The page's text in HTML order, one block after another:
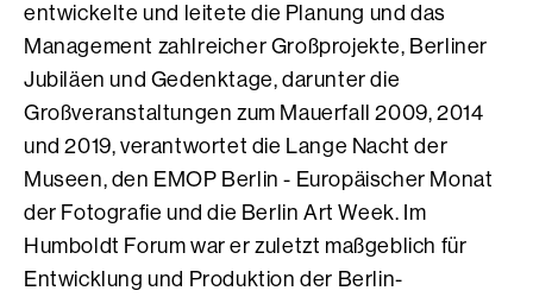
entwickelte und leitete die Planung und das
Management zahlreicher Großprojekte, Berliner
Jubiläen und Gedenktage, darunter die
Großveranstaltungen zum Mauerfall 2009, 2014
und 2019, verantwortet die Lange Nacht der
Museen, den EMOP Berlin - Europäischer Monat
der Fotografie und die Berlin Art Week. Im
Humboldt Forum war er zuletzt maßgeblich für
Entwicklung und Produktion der Berlin-